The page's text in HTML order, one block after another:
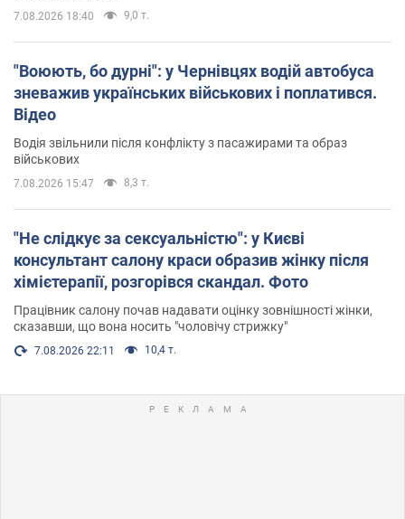
7.08.2026 18:40 9,0 т.
"Воюють, бо дурні": у Чернівцях водій автобуса
зневажив українських військових і поплатився.
Відео
Водія звільнили після конфлікту з пасажирами та образ
військових
7.08.2026 15:47 8,3 т.
"Не слідкує за сексуальністю": у Києві
консультант салону краси образив жінку після
хімієтерапії, розгорівся скандал. Фото
Працівник салону почав надавати оцінку зовнішності жінки,
сказавши, що вона носить "чоловічу стрижку"
7.08.2026 22:11 10,4 т.